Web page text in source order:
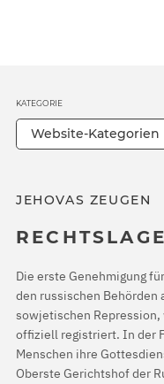
JEHOVAS ZEUGEN
Die erste Genehmigung
den russischen Behörden
sowjetischen Repression,
offiziell registriert. In der
Menschen ihre
Oberste Gerichtshof der
KATEGORIE
Website-Kategorien